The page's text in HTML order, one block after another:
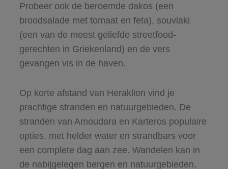
Probeer ook de beroemde dakos (een
broodsalade met tomaat en feta), souvlaki
(een van de meest geliefde streetfood-
gerechten in Griekenland) en de vers
gevangen vis in de haven.
Op korte afstand van Heraklion vind je
prachtige stranden en natuurgebieden. De
stranden van Amoudara en Karteros populaire
opties, met helder water en strandbars voor
een complete dag aan zee. Wandelen kan in
de nabijgelegen bergen en natuurgebieden,